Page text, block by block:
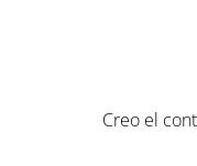
Creo el